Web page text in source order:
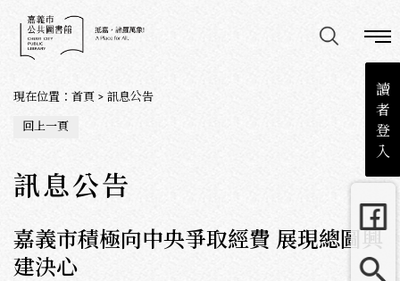
讀
者
登
入
現在位置 ： 首頁 > 訊息公告
回上一頁
訊息公告
嘉義市積極向中央爭取經費 展現總圖興
建決心